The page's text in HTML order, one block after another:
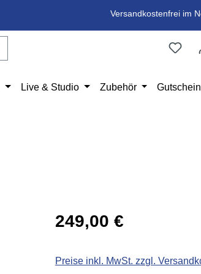
Versandkostenfrei im
Live & Studio Zubehör
Regulärer Preis:
249,00 €
Preise inkl. MwSt. zzgl.